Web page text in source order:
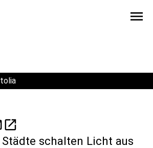
menu
open_in_new
schalten Licht aus